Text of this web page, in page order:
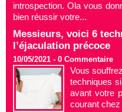
introspection. Ola vous
bien réussir votre...
Messieurs, voici 6
l’éjaculation précoce
10/05/2021 - 0 Commentaire
Vous
techniques
avant votre
courant